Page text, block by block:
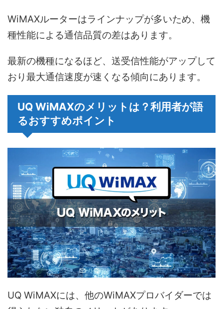
WiMAXルーターはラインナップが多いため、機
種性能による通信品質の差はあります。
最新の機種になるほど、送受信性能がアップして
おり最大通信速度が速くなる傾向にあります。
UQ WiMAXのメリットは？利用者が語
るおすすめポイント
UQ WiMAXには、他のWiMAXプロバイダーでは